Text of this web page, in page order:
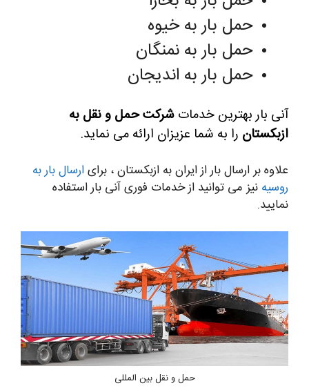
حمل بار به خیوه
حمل بار به نمنگان
حمل بار به اندیجان
آنی بار بهترین خدمات شرکت حمل و نقل به
ازبکستان را به شما عزیزان ارائه می نماید.
علاوه بر ارسال بار از ایران به ازبکستان ، برایارسال بار به
روسیه نیز می توانید از خدمات فوری آنی بار استفاده
نمایید.
حمل و نقل بین المللی